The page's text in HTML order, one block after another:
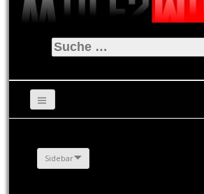
Suche
nach:
Sidebar